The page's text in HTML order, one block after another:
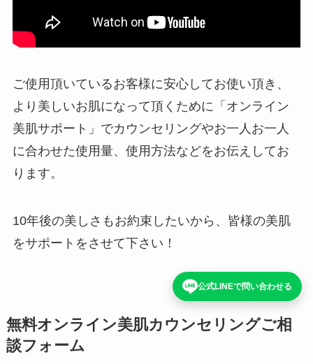
ご使用頂いているお客様に安心してお使い頂き、
より美しいお肌になって頂くために「オンライン
美肌サポート」でカウンセリングやお一人お一人
に合わせた使用量、使用方法などをお伝えしてお
ります。
10年後の美しさもお約束したいから、皆様の美肌
をサポートをさせて下さい！
無料オンライン美肌カウンセリングご相
談フォーム
公式LINEで問い合わせる